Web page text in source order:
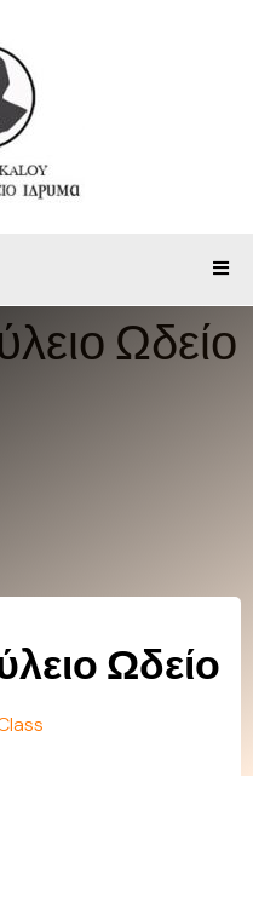
Ωδείο
Ωδείο